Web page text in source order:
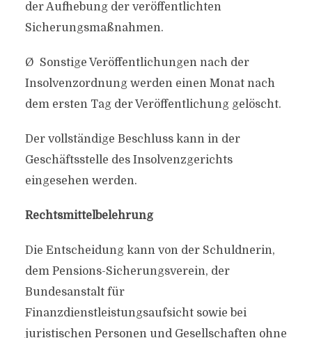
der Aufhebung der veröffentlichten
Sicherungsmaßnahmen.
Ø Sonstige Veröffentlichungen nach der
Insolvenzordnung werden einen Monat nach
dem ersten Tag der Veröffentlichung gelöscht.
Der vollständige Beschluss kann in der
Geschäftsstelle des Insolvenzgerichts
eingesehen werden.
Rechtsmittelbelehrung
Die Entscheidung kann von der Schuldnerin,
dem Pensions-Sicherungsverein, der
Bundesanstalt für
Finanzdienstleistungsaufsicht sowie bei
juristischen Personen und Gesellschaften ohne